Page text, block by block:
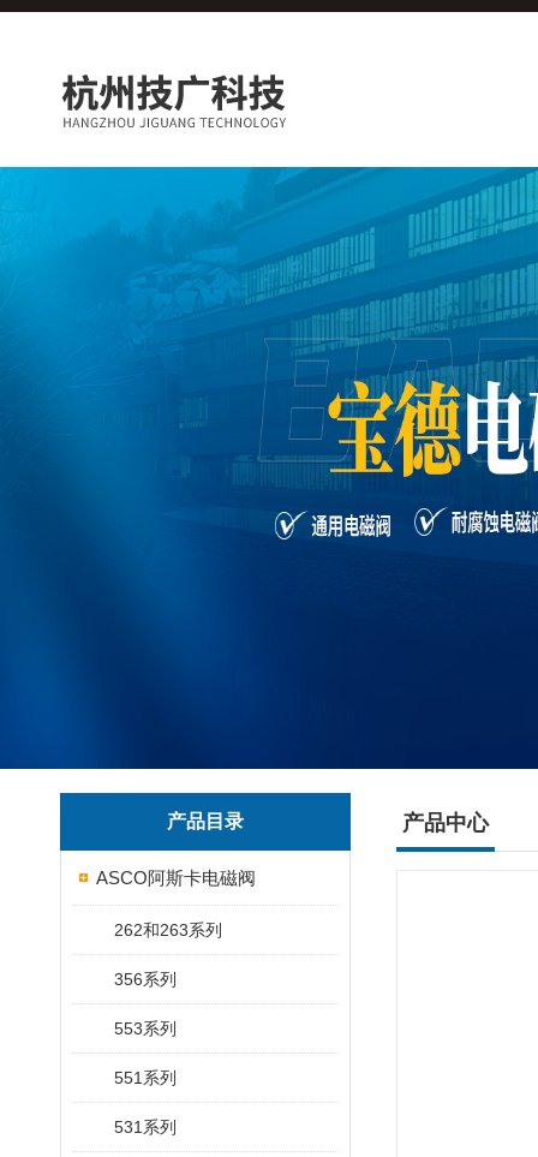
产品目录
ASCO阿斯卡电磁阀
262和263系列
356系列
553系列
551系列
531系列
产品中心